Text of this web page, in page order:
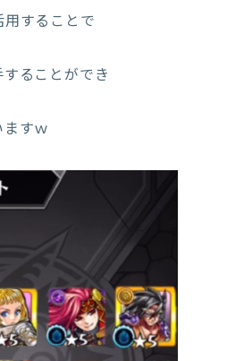
することで
ることができ
すｗ